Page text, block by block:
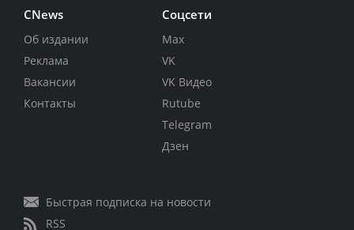
CNews
Об издании
Реклама
Вакансии
Контакты
Соцсети
Max
VK
VK Видео
Rutube
Telegram
Дзен
Быстрая подписка на новости
RSS